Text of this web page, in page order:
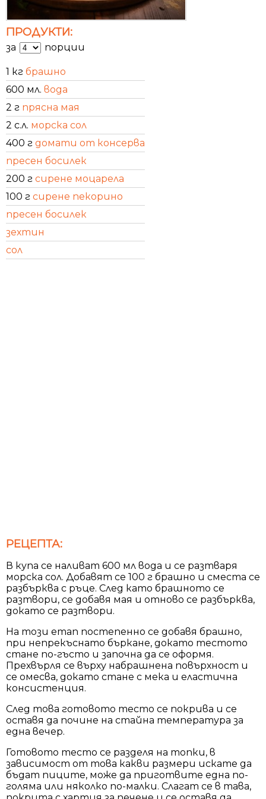
ПРОДУКТИ:
за порции
1 кг брашно
600 мл. вода
2 г прясна мая
2 с.л. морска сол
400 г домати от консерва
пресен босилек
200 г сирене моцарела
100 г сирене пекорино
пресен босилек
зехтин
сол
РЕЦЕПТА:
В купа се наливат 600 мл вода и се разтваря
морска сол. Добавят се 100 г брашно и сместа се
разбърква с ръце. След като брашното се
разтвори, се добавя мая и отново се разбърква,
докато се разтвори.
На този етап постепенно се добавя брашно,
при непрекъснато бъркане, докато тестото
стане по-гъсто и започна да се оформя.
Прехвърля се върху набрашнена повърхност и
се омесва, докато стане с мека и еластична
консистенция.
След това готовото тесто се покрива и се
оставя да почине на стайна температура за
една вечер.
Готовото тесто се разделя на топки, в
зависимост от това какви размери искате да
бъдат пиците, може да приготвите една по-
голяма или няколко по-малки. Слагат се в тава,